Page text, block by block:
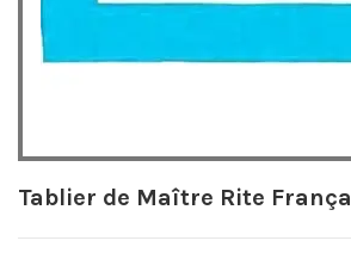
Tablier de Maître Rite